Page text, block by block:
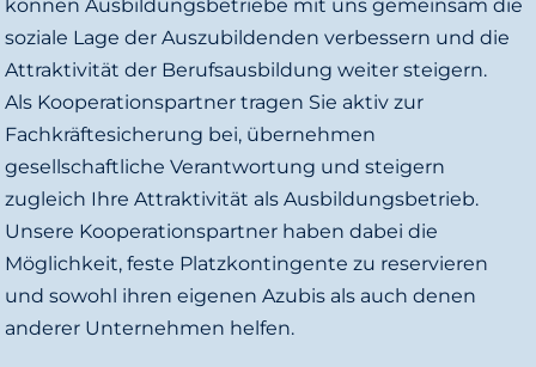
können Ausbildungsbetriebe mit uns gemeinsam die
soziale Lage der Auszubildenden verbessern und die
Attraktivität der Berufsausbildung weiter steigern.
Als Kooperationspartner tragen Sie aktiv zur
Fachkräftesicherung bei, übernehmen
gesellschaftliche Verantwortung und steigern
zugleich Ihre Attraktivität als Ausbildungsbetrieb.
Unsere Kooperationspartner haben dabei die
Möglichkeit, feste Platzkontingente zu reservieren
und sowohl ihren eigenen Azubis als auch denen
anderer Unternehmen helfen.